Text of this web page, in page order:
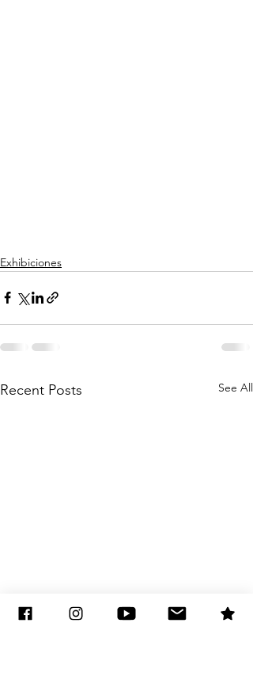
Exhibiciones
Recent Posts See All